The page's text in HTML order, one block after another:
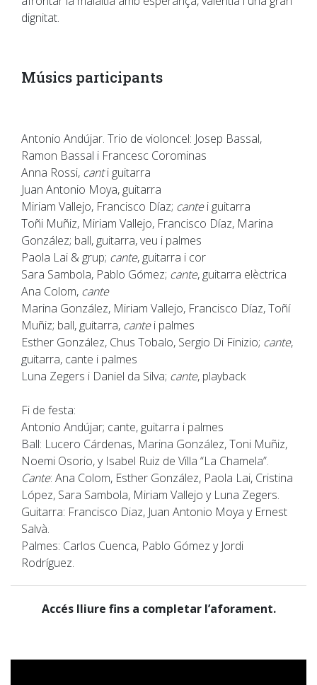
dignitat.
Músics participants
Antonio Andújar. Trio de violoncel: Josep Bassal,
Ramon Bassal i Francesc Corominas
Anna Rossi, canti guitarra
Juan Antonio Moya, guitarra
Miriam Vallejo, Francisco Díaz; cantei guitarra
Toñi Muñiz, Miriam Vallejo, Francisco Díaz, Marina
González; ball, guitarra, veu i palmes
Paola Lai & grup; cante, guitarra i cor
Sara Sambola, Pablo Gómez; cante, guitarra elèctrica
Ana Colom, cante
Marina González, Miriam Vallejo, Francisco Díaz, Toñí
Muñiz; ball, guitarra, cantei palmes
Esther González, Chus Tobalo, Sergio Di Finizio; cante,
guitarra, cante i palmes
Luna Zegers i Daniel da Silva; cante, playback
Fi de festa:
Antonio Andújar; cante, guitarra i palmes
Ball: Lucero Cárdenas, Marina González, Toni Muñiz,
Noemi Osorio, y Isabel Ruiz de Villa “La Chamela”.
Cante: Ana Colom, Esther González, Paola Lai, Cristina
López, Sara Sambola, Miriam Vallejo y Luna Zegers.
Guitarra: Francisco Diaz, Juan Antonio Moya y Ernest
Salvà.
Palmes: Carlos Cuenca, Pablo Gómez y Jordi
Rodríguez.
Accés lliure fins a completar l’aforament.